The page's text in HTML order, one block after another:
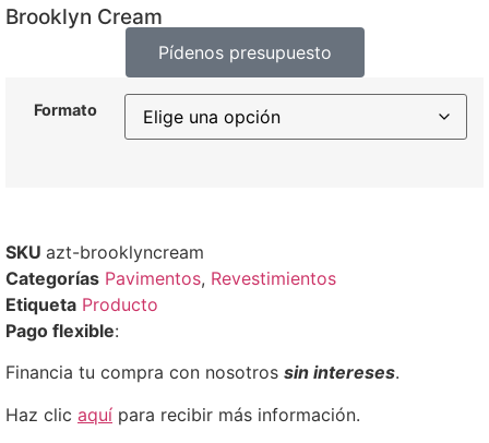
Brooklyn Cream
Pídenos presupuesto
Formato
SKU azt-brooklyncream
Categorías Pavimentos, Revestimientos
Etiqueta Producto
Pago flexible:
Financia tu compra con nosotros sin intereses.
Haz clic aquí para recibir más información.